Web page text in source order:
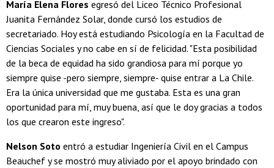
María Elena Flores egresó del Liceo Técnico Profesional
Juanita Fernández Solar, donde cursó los estudios de
secretariado. Hoy está estudiando Psicología en la Facultad de
Ciencias Sociales y no cabe en sí de felicidad. "Esta posibilidad
de la beca de equidad ha sido grandiosa para mí porque yo
siempre quise -pero siempre, siempre- quise entrar a La Chile.
Era la única universidad que me gustaba. Esta es una gran
oportunidad para mí, muy buena, así que le doy gracias a todos
los que crearon este ingreso".
Nelson Soto entró a estudiar Ingeniería Civil en el Campus
Beauchef y se mostró muy aliviado por el apoyo brindado con